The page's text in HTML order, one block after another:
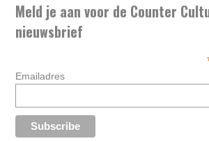
Meld je aan voor de Counter
nieuwsbrief
Emailadres